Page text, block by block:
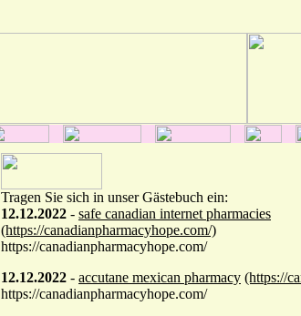
Tragen Sie sich in unser Gästebuch ein:
12.12.2022 - safe canadian internet pharmacies
(https://canadianpharmacyhope.com/)
https://canadianpharmacyhope.com/
12.12.2022 - accutane mexican pharmacy (https://
https://canadianpharmacyhope.com/